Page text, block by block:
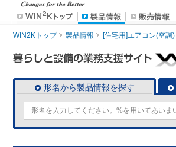
WIN2Kトップ 製品情報 [住宅用]エアコン(空調
形名から製品情報を探す